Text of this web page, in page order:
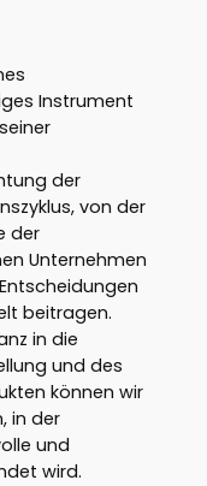
Instrument
der
von der
der
Unternehmen
beitragen.
in die
und des
können wir
in der
und
wird.